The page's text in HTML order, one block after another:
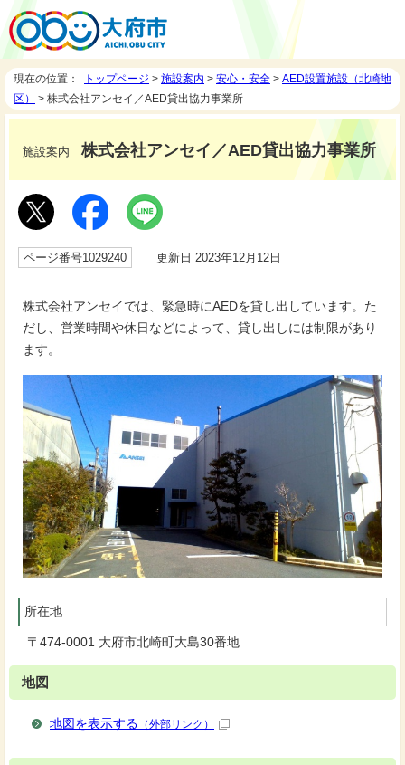
現在の位置： トップページ > 施設案内 > 安心・安全 > AED設置施設（北崎地
区）
> 株式会社アンセイ／AED貸出協力事業所
施設案内 株式会社アンセイ／AED貸出協力事業所
ページ番号1029240 更新日 2023年12月12日
株式会社アンセイでは、緊急時にAEDを貸し出しています。た
だし、営業時間や休日などによって、貸し出しには制限があり
ます。
所在地
〒474-0001 大府市北崎町大島30番地
地図
地図を表示する （外部リンク）